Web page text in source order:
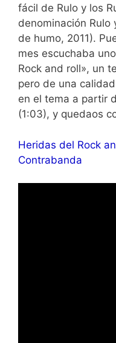
fácil de Rulo y los
denominación Rulo
de humo, 2011).
mes escuchaba
Rock and roll», un
pero de una
en el tema a partir
(1:03), y quedaos
Heridas del Rock
Contrabanda